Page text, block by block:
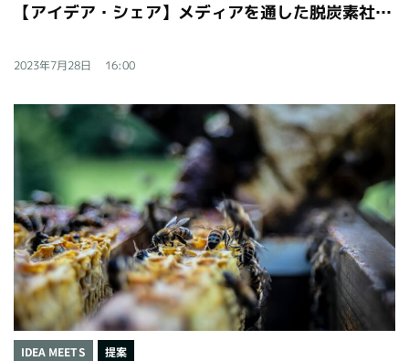
【アイデア・シェア】メディアを通した脱炭素社会への意識改革
2023年7月28日 16:00
IDEA MEETS 提案